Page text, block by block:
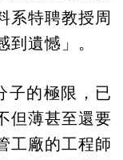
系特聘教授周
遺憾」。
子的極限，已
但薄甚至還要
工廠的工程師